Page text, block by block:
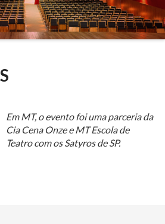
Em MT, o evento foi uma parceria da
Cia Cena Onze e MT Escola de
Teatro com os Satyros de SP.